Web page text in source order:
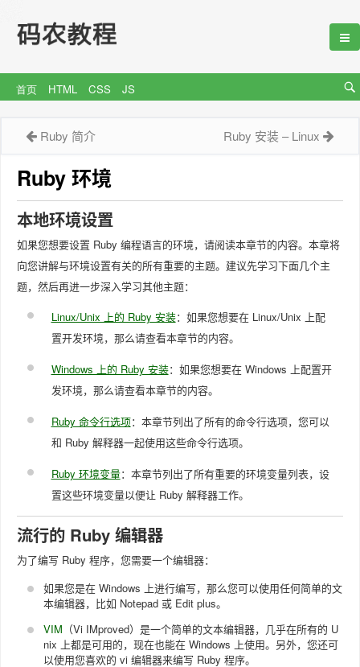
首页 HTML CSS JS
Ruby 简介 Ruby 安装 – Linux
Ruby环境
本地环境设置
如果您想要设置 Ruby 编程语言的环境，请阅读本章节的内容。本章将
向您讲解与环境设置有关的所有重要的主题。建议先学习下面几个主
题，然后再进一步深入学习其他主题：
Linux/Unix 上的 Ruby 安装：如果您想要在 Linux/Unix 上配
置开发环境，那么请查看本章节的内容。
Windows 上的 Ruby 安装：如果您想要在 Windows 上配置开
发环境，那么请查看本章节的内容。
Ruby 命令行选项：本章节列出了所有的命令行选项，您可以
和 Ruby 解释器一起使用这些命令行选项。
Ruby 环境变量：本章节列出了所有重要的环境变量列表，设
置这些环境变量以便让 Ruby 解释器工作。
流行的 Ruby 编辑器
为了编写 Ruby 程序，您需要一个编辑器：
如果您是在 Windows 上进行编写，那么您可以使用任何简单的文
本编辑器，比如 Notepad 或 Edit plus。
VIM （Vi IMproved）是一个简单的文本编辑器，几乎在所有的 U
nix 上都是可用的，现在也能在 Windows 上使用。另外，您还可
以使用您喜欢的 vi 编辑器来编写 Ruby 程序。